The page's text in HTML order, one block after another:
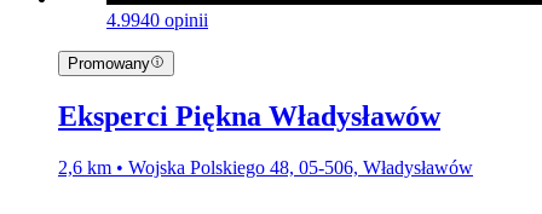
4.9940 opinii
Promowany
Eksperci Piękna Władysławów
2,6 km • Wojska Polskiego 48, 05-506, Władysławów